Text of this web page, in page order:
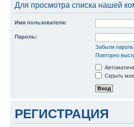
Для просмотра списка нашей
Имя пользователя:
Пароль:
Забыли
Повторно
Скрыть
РЕГИСТРАЦИЯ